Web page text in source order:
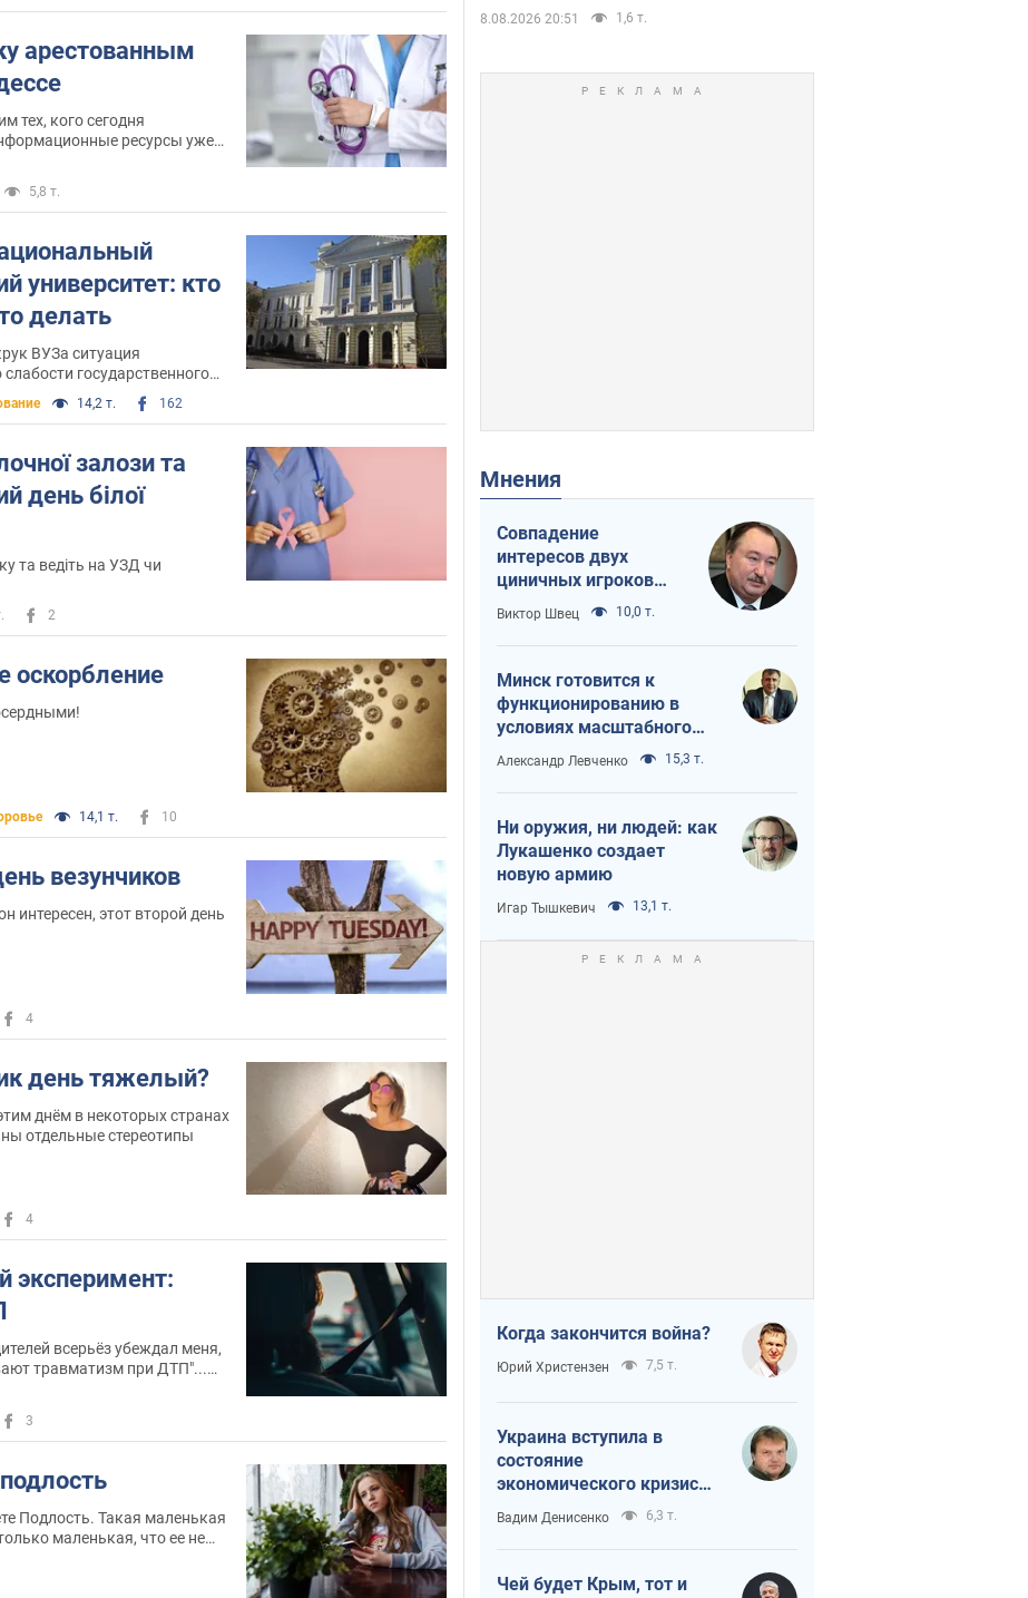
арестованным
тех, кого сегодня
ресурсы уже
5,8 т.
университет: кто
делать
ВУЗа ситуация
слабости государственного
стране
14,2 т. 162
залози та
день білої
та ведіть на УЗД чи
2
оскорбление
14,1 т. 10
везунчиков
интересен, этот второй день
4
день тяжелый?
днём в некоторых странах
отдельные стереотипы
4
эксперимент:
всерьёз убеждал меня,
травматизм при ДТП"...
3
Подлость. Такая маленькая
маленькая, что ее не
8.08.2026 20:51 1,6 т.
Мнения
Совпадение
интересов двух
циничных игроков
или тайный план
Трампа и Путина?
Виктор Швец 10,0 т.
Минск готовится к
функционированию в
условиях масштабного
военного кризиса
Александр Левченко 15,3 т.
Ни оружия, ни людей: как
Лукашенко создает
новую армию
Игар Тышкевич 13,1 т.
Когда закончится война?
Юрий Христензен 7,5 т.
Украина вступила в
состояние
экономического кризиса.
Есть ли свет в конце
туннеля?
Вадим Денисенко 6,3 т.
Чей будет Крым, тот и